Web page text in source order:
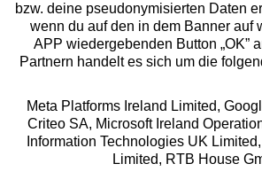
Rechtliches
Alle Preise inkl. MwSt., zzgl.
Versandkosten
** Bonität vorausgesetzt, berechtigt zur Bonitätsprüfung
bzw. deine pseudonymisierten Daten
wenn du auf den in dem Banner auf
APP wiedergebenden Button „OK”
Partnern handelt es sich um die
Meta Platforms Ireland Limited,
Criteo SA, Microsoft Ireland
Information Technologies UK
Limited, RTB House